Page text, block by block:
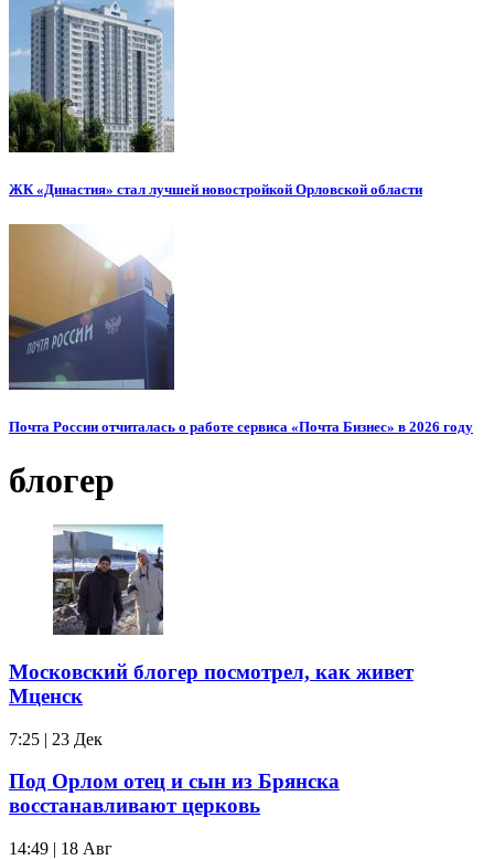
ЖК «Династия» стал лучшей новостройкой Орловской области
Почта России отчиталась о работе сервиса «Почта Бизнес» в 2026 году
блогер
Московский блогер посмотрел, как живет
Мценск
7:25 | 23 Дек
Под Орлом отец и сын из Брянска
восстанавливают церковь
14:49 | 18 Авг